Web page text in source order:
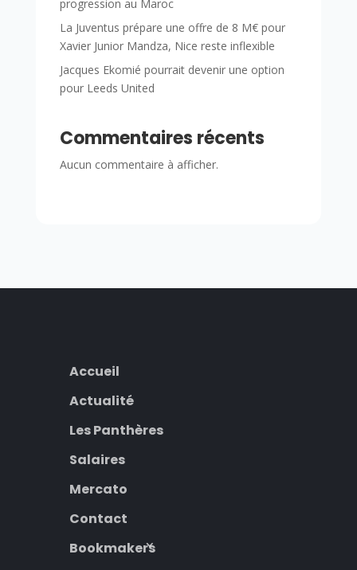
progression au Maroc
La Juventus prépare une offre de 8 M€ pour
Xavier Junior Mandza, Nice reste inflexible
Jacques Ekomié pourrait devenir une option
pour Leeds United
Commentaires récents
Aucun commentaire à afficher.
Accueil
Actualité
Les Panthères
Salaires
Mercato
Contact
Bookmakers